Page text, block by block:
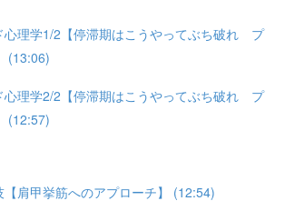
心理学1/2【停滞期はこうやってぶち破れ プ
(13:06)
心理学2/2【停滞期はこうやってぶち破れ プ
(12:57)
【肩甲挙筋へのアプローチ】 (12:54)